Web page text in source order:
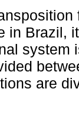
in Brazil,
system
are